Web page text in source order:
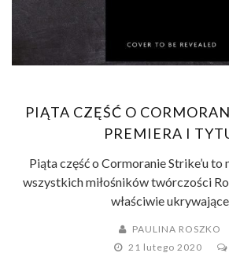
PIĄTA CZĘŚĆ O
PREMIERA I
Piąta część o Cormoranie Strike’u to
wszystkich miłośników twórczości
właściwie
PAULINA ROSZKO
21 lutego 2020